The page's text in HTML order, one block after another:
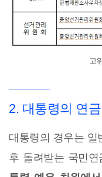
고
2. 대통령의 연금
대통령의 경우는 일
후 돌려받는 국민